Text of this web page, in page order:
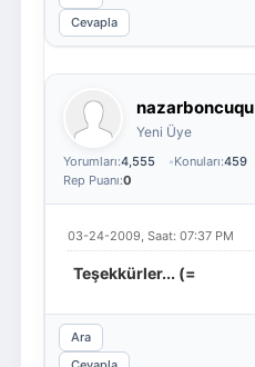
Cevapla
nazarboncuqu
Yeni Üye
Yorumları:4,555 Konuları:459
Rep Puanı:0
03-24-2009, Saat: 07:37 PM
Teşekkürler... (=
Ara